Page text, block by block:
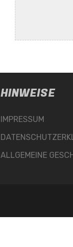
HINWEISE
IMPRESSUM
ALLGEMEINE